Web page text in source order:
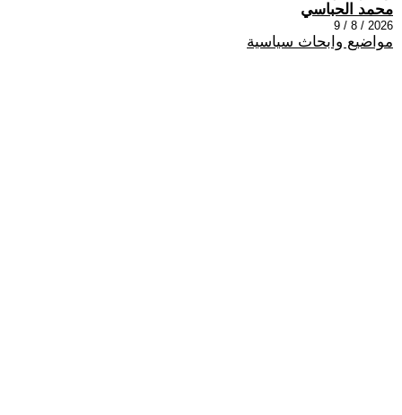
محمد الحباسي
2026 / 8 / 9
مواضيع وابحاث سياسية